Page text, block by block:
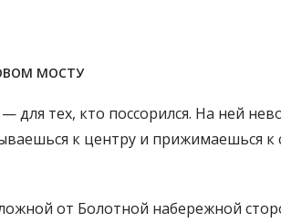
МОСТУ
для тех, кто поссорился. На ней
к центру и прижимаешься к
от Болотной набережной